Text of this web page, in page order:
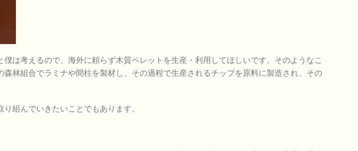
は考えるので、海外に頼らず木質ペレットを生産・利用してほしいです。そのようなこ
林組合でラミナや間柱を製材し、その過程で生産されるチップを原料に製造され、その
組んでいきたいことでもあります。